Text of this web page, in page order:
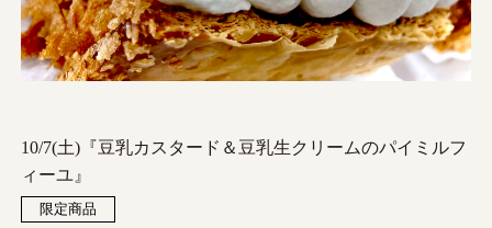
10/7(土)『豆乳カスタード＆豆乳生クリームのパイミルフ
ィーユ』
限定商品